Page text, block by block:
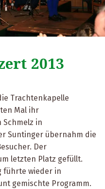
2013
Trachtenkapelle
Mal ihr
in
Suntinger übernahm die
Der
letzten Platz gefüllt.
führte wieder in
gemischte Programm.